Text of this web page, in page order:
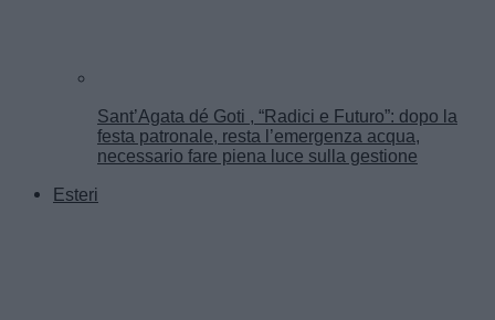
Sant’Agata dé Goti , “Radici e Futuro”: dopo la
festa patronale, resta l’emergenza acqua,
necessario fare piena luce sulla gestione
Esteri